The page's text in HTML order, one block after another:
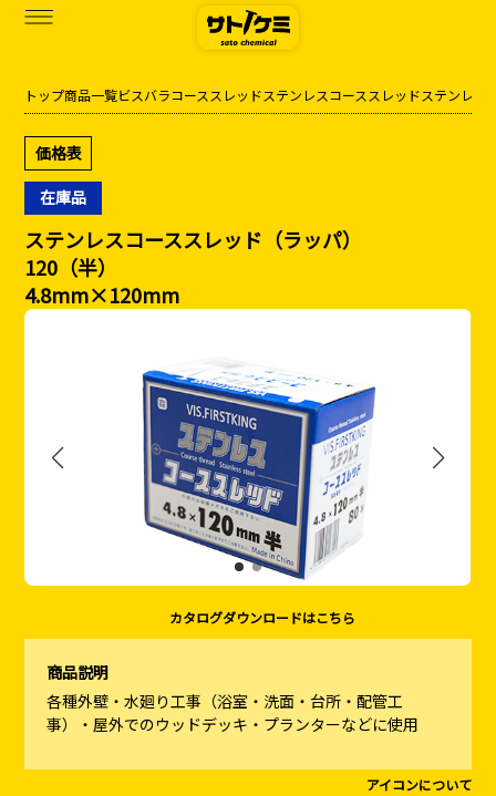
サトケミって？
お知らせ
ブログ
お問い合わせ
アクセス
トップ商品一覧ビスバラコーススレッドステンレスコーススレッドステンレ
価格表
在庫品
ステンレスコーススレッド（ラッパ）
120（半）
4.8mm×120mm
カタログダウンロードはこちら
商品説明
各種外壁・水廻り工事（浴室・洗面・台所・配管工
事）・屋外でのウッドデッキ・プランターなどに使用
アイコンについて